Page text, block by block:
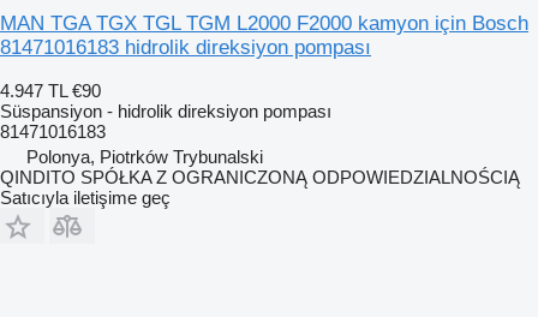
MAN TGA TGX TGL TGM L2000 F2000 kamyon için Bosch
81471016183 hidrolik direksiyon pompası
4.947 TL €90
Süspansiyon - hidrolik direksiyon pompası
81471016183
Polonya, Piotrków Trybunalski
QINDITO SPÓŁKA Z OGRANICZONĄ ODPOWIEDZIALNOŚCIĄ
Satıcıyla iletişime geç